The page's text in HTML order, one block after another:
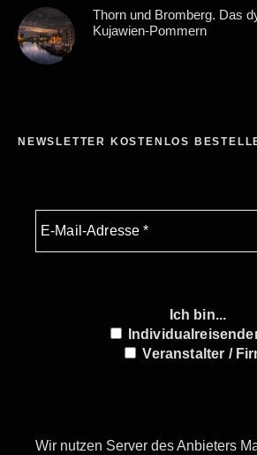
Thorn und Bromberg. Das
Kujawien-Pommern
NEWSLETTER KOSTENLOS
Ich bin...
Veranstalter /
Wir nutzen Server des Anbieters